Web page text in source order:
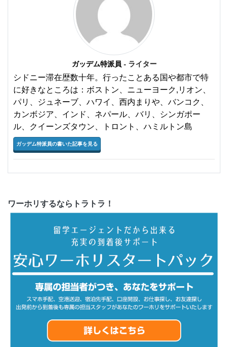
ガッデム特派員 - ライター
シドニー滞在歴数十年。行ったことある国や都市で特
に好きなところは：ボストン、ニューヨーク,リオン、
パリ、ジュネーブ、ハワイ、西内まりや、バンコク、
カンボジア、インド、ネパール、バリ、シンガポー
ル、クイーンズタウン、トロント、ハミルトン島
ガッデム特派員の書いた記事を見る
ワーホリするならトラトラ！